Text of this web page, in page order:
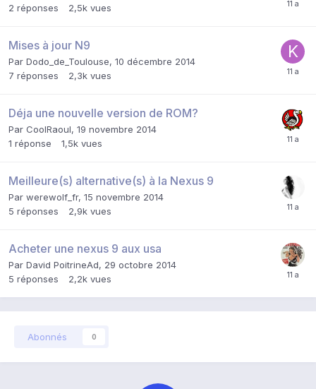
2 réponses 2,5k vues
Mises à jour N9
Par Dodo_de_Toulouse, 10 décembre 2014
7 réponses 2,3k vues
Déja une nouvelle version de ROM?
Par CoolRaoul, 19 novembre 2014
1 réponse 1,5k vues
Meilleure(s) alternative(s) à la Nexus 9
Par werewolf_fr, 15 novembre 2014
5 réponses 2,9k vues
Acheter une nexus 9 aux usa
Par David PoitrineAd, 29 octobre 2014
5 réponses 2,2k vues
Abonnés 0